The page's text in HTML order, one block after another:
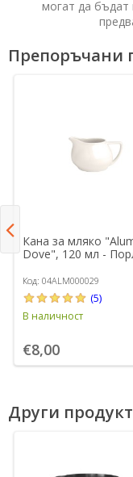
могат да бъдат
Препоръчани
Кана за мляко
Dove", 120 мл -
Код: 04ALM000029
(5)
В наличност
€8,00
Други